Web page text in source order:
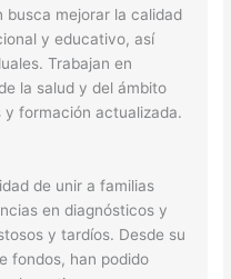
mejorar la calidad
y educativo, así
Trabajan en
la salud y del ámbito
formación actualizada.
de unir a familias
en diagnósticos y
y tardíos. Desde su
fondos, han podido